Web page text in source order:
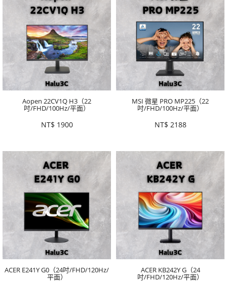
Aopen 22CV1Q H3（22
吋/FHD/100Hz/平面）
NT$ 1900
MSI 微星 PRO MP225（22
吋/FHD/100Hz/平面）
NT$ 2188
ACER E241Y G0（24吋/FHD/120Hz/
平面）
ACER KB242Y G（24
吋/FHD/120Hz/平面）